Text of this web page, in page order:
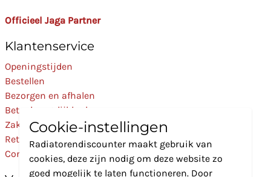
Officieel Jaga Partner
Klantenservice
Openingstijden
Bestellen
Bezorgen en afhalen
Betaalmogelijkheden
Zakelijk
Retourneren
Contact
Cookie-instellingen
Radiatorendiscounter maakt gebruik van
cookies, deze zijn nodig om deze website zo
goed mogelijk te laten functioneren. Door